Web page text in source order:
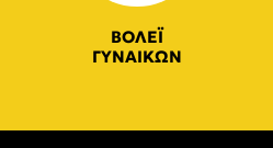
ΒΟΛΕΪ
ΓΥΝΑΙΚΩΝ